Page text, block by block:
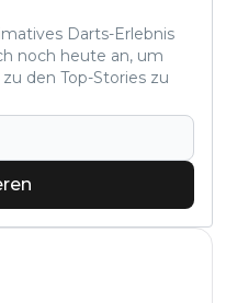
Darts-Erlebnis
noch heute an, um
den Top-Stories zu